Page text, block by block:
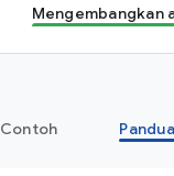
Mengembangkan
Contoh